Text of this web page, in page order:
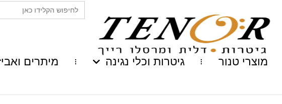
Search
for:
מוצרי טנור גיטרות וכלי נגינה מיתרים